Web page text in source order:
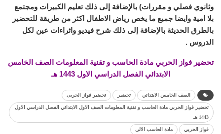
وثانوي فصلي و مقررات) بالإضافة إلى ذلك تعليم الكبيرات ومجتمع
بلا امية وايضا جميع ما يخص رياض الاطفال اكثر من طريقة للتحضير
بالطرق الحديثة بالإضافة إلى ذلك شرح فيديو واثراءات عين لكل
الدروس .
تحضير فواز الحربي مادة الحاسب و تقنية المعلومات الصف الخامس
الابتدائي الفصل الدراسي الاول 1443 هـ
الصف الخامس الابتدائي تحضير تحضير فواز الحربى
تحضير فواز الحربي مادة الحاسب و تقنية المعلومات الصف الاول الابتدائي الفصل الدراسي الاول
1443 هـ
فواز الحربي مادة الحاسب الالى